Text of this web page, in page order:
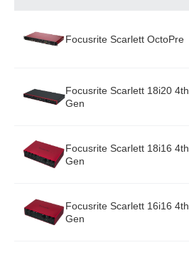
Focusrite Scarlett OctoPre
Focusrite Scarlett 18i20 4th
Gen
Focusrite Scarlett 18i16 4th
Gen
Focusrite Scarlett 16i16 4th
Gen